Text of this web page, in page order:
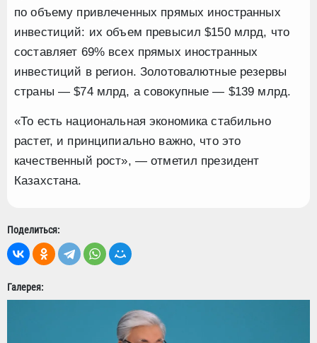
по объему привлеченных прямых иностранных
инвестиций: их объем превысил $150 млрд, что
составляет 69% всех прямых иностранных
инвестиций в регион. Золотовалютные резервы
страны — $74 млрд, а совокупные — $139 млрд.
«То есть национальная экономика стабильно
растет, и принципиально важно, что это
качественный рост», — отметил президент
Казахстана.
Поделиться:
Галерея: